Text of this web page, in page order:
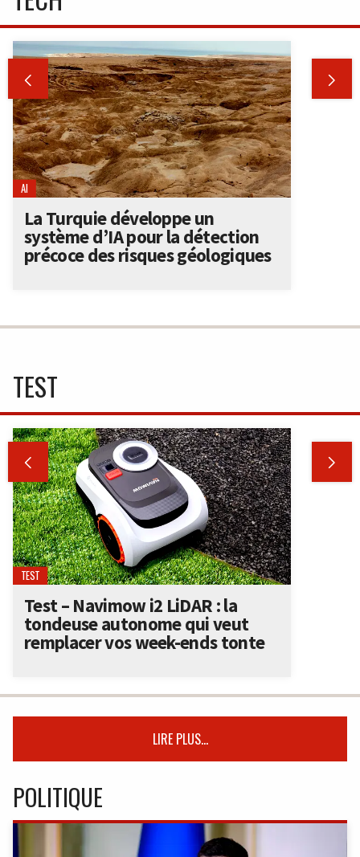
 
AI
La Turquie développe un
système d’IA pour la détection
précoce des risques géologiques
TEST
 
TEST
Test – Navimow i2 LiDAR : la
tondeuse autonome qui veut
remplacer vos week-ends tonte
LIRE PLUS...
POLITIQUE